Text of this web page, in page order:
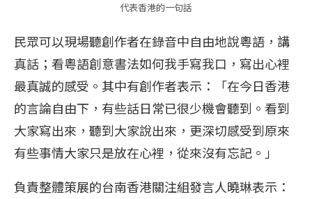
代表香港的一句話
民眾可以現場聽創作者在錄音中自由地說粵語，講
真話；看粵語創意書法如何我手寫我口，寫出心裡
最真誠的感受。其中有創作者表示：「在今日香港
的言論自由下，有些話日常已很少機會聽到。看到
大家寫出來，聽到大家說出來，更深切感受到原來
有些事情大家只是放在心裡，從來沒有忘記。」
負責整體策展的台南香港關注組發言人曉琳表示：